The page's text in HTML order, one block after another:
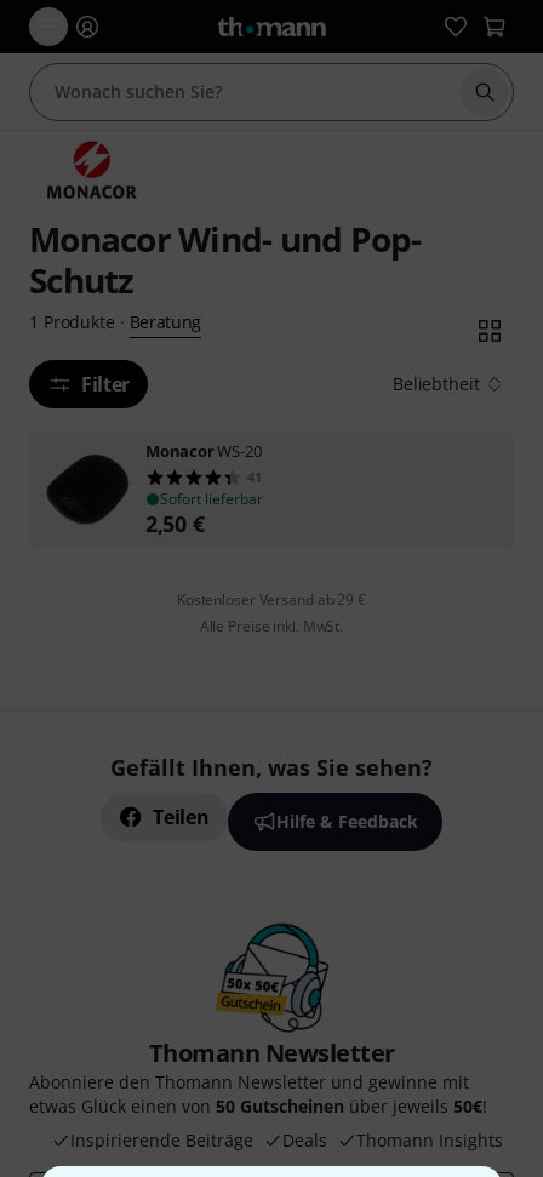
Suche
Monacor Wind- und Pop-
Schutz
1 Produkte · Beratung
Filter Beliebtheit
MonacorWS-20
41
Sofort lieferbar
2,50 €
Kostenloser Versand ab 29 €
Alle Preise inkl. MwSt.
Gefällt Ihnen, was Sie sehen?
Teilen Hilfe & Feedback
Thomann Newsletter
Abonniere den Thomann Newsletter und gewinne mit
etwas Glück einen von 50 Gutscheinen über jeweils 50€!
Inspirierende Beiträge
Deals Thomann Insights